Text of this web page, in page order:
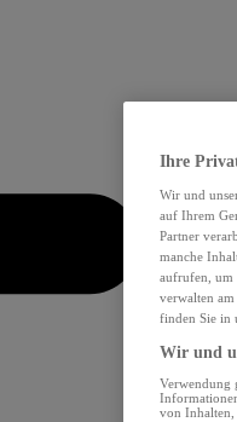
Ihre
Wir und
auf Ihrem
Partner
manche
aufrufen, um
verwalten
finden Sie in
Wir und
Verwendung
von Inhalten,